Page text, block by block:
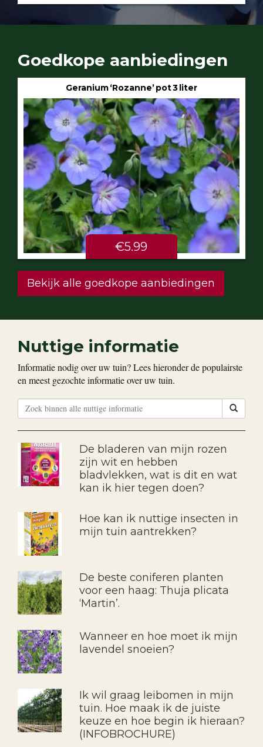
Goedkope aanbiedingen
Geranium ‘Rozanne’ pot 3 liter
€5.99
Bekijk alle goedkope aanbiedingen
Nuttige informatie
Informatie nodig over uw tuin? Lees hieronder de populairste
en meest gezochte informatie over uw tuin.
De bladeren van mijn rozen
zijn wit en hebben
bladvlekken, wat is dit en wat
kan ik hier tegen doen?
Hoe kan ik nuttige insecten in
mijn tuin aantrekken?
De beste coniferen planten
voor een haag: Thuja plicata
‘Martin’.
Wanneer en hoe moet ik mijn
lavendel snoeien?
Ik wil graag leibomen in mijn
tuin. Hoe maak ik de juiste
keuze en hoe begin ik hieraan?
(INFOBROCHURE)